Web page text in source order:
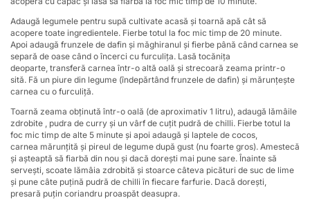
Adaugă legumele pentru supă cultivate acasă și toarnă apă cât să
acopere toate ingredientele. Fierbe totul la foc mic timp de 20 minute.
Apoi adaugă frunzele de dafin și măghiranul și fierbe până când carnea se
separă de oase când o încerci cu furculița. Lasă tocănița
deoparte, transferă carnea într-o altă oală și strecoară zeama printr-o
sită. Fă un piure din legume (îndepărtând frunzele de dafin) și mărunțește
carnea cu o furculiță.
Toarnă zeama obținută într-o oală (de aproximativ 1 litru), adaugă lămâile
zdrobite , pudra de curry și un vârf de cuțit pudră de chilli. Fierbe totul la
foc mic timp de alte 5 minute și apoi adaugă și laptele de cocos,
carnea mărunțită și pireul de legume după gust (nu foarte gros). Amestecă
și așteaptă să fiarbă din nou și dacă dorești mai pune sare. Înainte să
servești, scoate lămâia zdrobită și stoarce câteva picături de suc de lime
și pune câte puțină pudră de chilli în fiecare farfurie. Dacă dorești,
presară puțin coriandru proaspăt deasupra.